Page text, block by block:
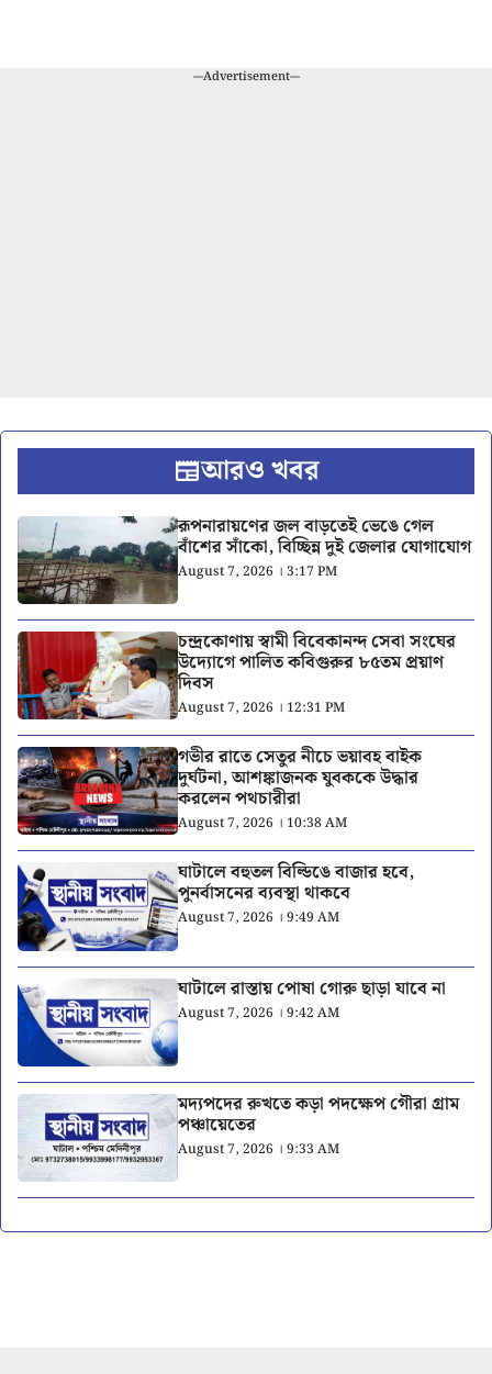
---Advertisement---
আরও খবর
রূপনারায়ণের জল বাড়তেই ভেঙে গেল
বাঁশের সাঁকো, বিচ্ছিন্ন দুই জেলার যোগাযোগ
August 7, 2026 । 3:17 PM
চন্দ্রকোণায় স্বামী বিবেকানন্দ সেবা সংঘের
উদ্যোগে পালিত কবিগুরুর ৮৫তম প্রয়াণ
দিবস
August 7, 2026 । 12:31 PM
গভীর রাতে সেতুর নীচে ভয়াবহ বাইক
দুর্ঘটনা, আশঙ্কাজনক যুবককে উদ্ধার
করলেন পথচারীরা
August 7, 2026 । 10:38 AM
ঘাটালে বহুতল বিল্ডিঙে বাজার হবে,
পুনর্বাসনের ব্যবস্থা থাকবে
August 7, 2026 । 9:49 AM
ঘাটালে রাস্তায় পোষা গোরু ছাড়া যাবে না
August 7, 2026 । 9:42 AM
মদ্যপদের রুখতে কড়া পদক্ষেপ গৌরা গ্রাম
পঞ্চায়েতের
August 7, 2026 । 9:33 AM